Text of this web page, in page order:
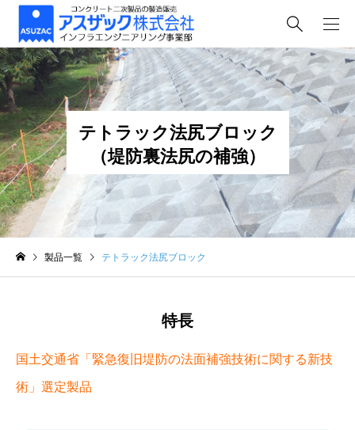
テトラック法尻ブロック
（堤防裏法尻の補強）
製品一覧 テトラック法尻ブロック
特長
国土交通省「緊急復旧堤防の法面補強技術に関する新技
術」選定製品